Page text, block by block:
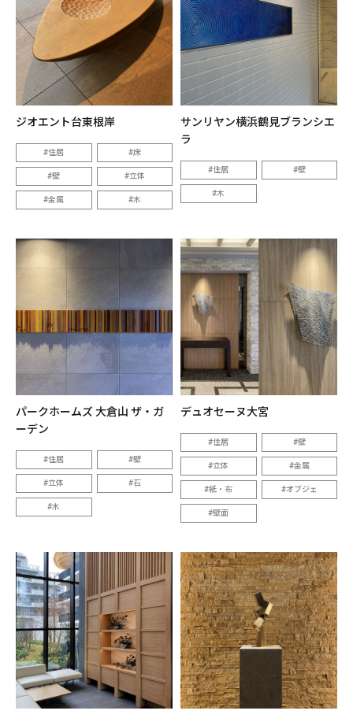
ジオエント台東根岸
住居 床
壁 立体
金属 木
サンリヤン横浜鶴見ブランシエ
ラ
住居 壁
木
パークホームズ 大倉山 ザ・ガ
ーデン
住居 壁
立体 石
木
デュオセーヌ大宮
住居 壁
立体 金属
紙・布 オブジェ
壁面